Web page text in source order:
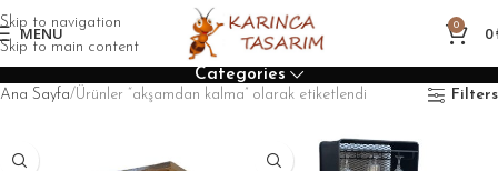
Skip to navigation
Skip to main content
MENU 0 0
Categories
Ana Sayfa Ürünler “akşamdan kalma” olarak etiketlendi Filters